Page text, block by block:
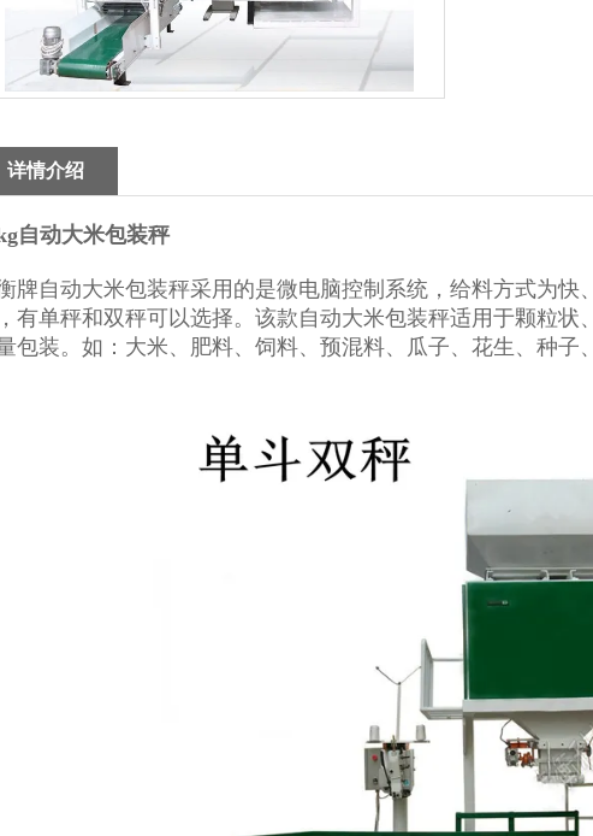
详情介绍
自动大米包装秤
牌自动大米包装秤采用的是微电脑控制系统，给料方式为快
有单秤和双秤可以选择。该款自动大米包装秤适用于颗粒状
包装。如：大米、肥料、饲料、预混料、瓜子、花生、种子